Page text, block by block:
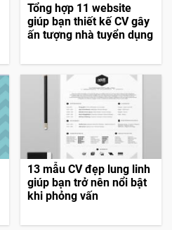
Tổng hợp 11 website
giúp bạn thiết kế CV gây
ấn tượng nhà tuyển dụng
13 mẫu CV đẹp lung linh
giúp bạn trở nên nổi bật
khi phỏng vấn